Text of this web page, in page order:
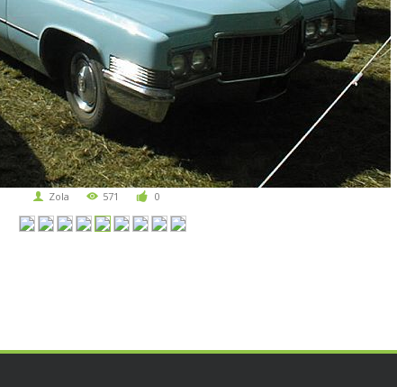
Zola 571 0